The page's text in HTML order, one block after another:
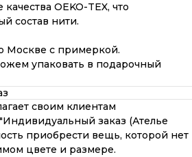
OEKO-TEX, что
состав нити.
Москве с примеркой.
упаковать в подарочный
своим клиентам
заказ (Ателье
приобрести вещь, которой нет
цвете и размере.